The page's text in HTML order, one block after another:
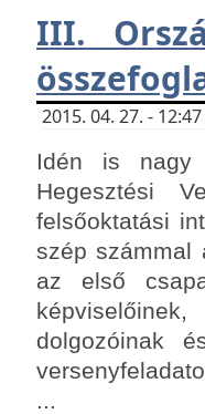
III.
2015. 04. 27. -
Idén is nagy
Hegesztési
felsőoktatási
szép számmal
az első
dolgozóinak
...